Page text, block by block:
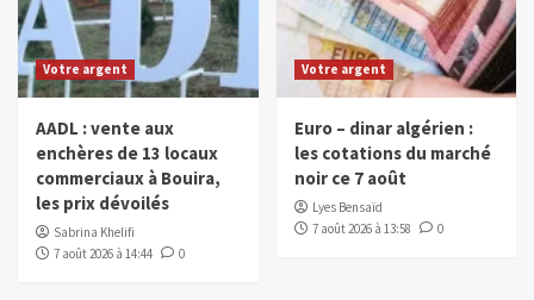
Votre argent
AADL : vente aux
enchères de 13 locaux
commerciaux à Bouira,
les prix dévoilés
Sabrina Khelifi
7 août 2026 à 14:44
0
Votre argent
Euro – dinar algérien :
les cotations du marché
noir ce 7 août
Lyes Bensaïd
7 août 2026 à 13:58
0